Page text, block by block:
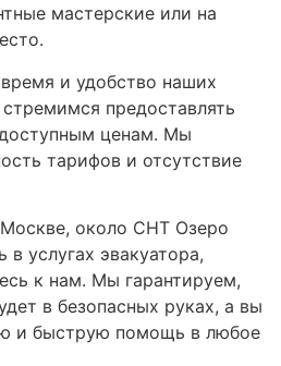
мастерские или на
и удобство наших
предоставлять
ценам. Мы
тарифов и отсутствие
около СНТ Озеро
услугах эвакуатора,
к нам. Мы гарантируем,
в безопасных руках, а вы
и быструю помощь в любое